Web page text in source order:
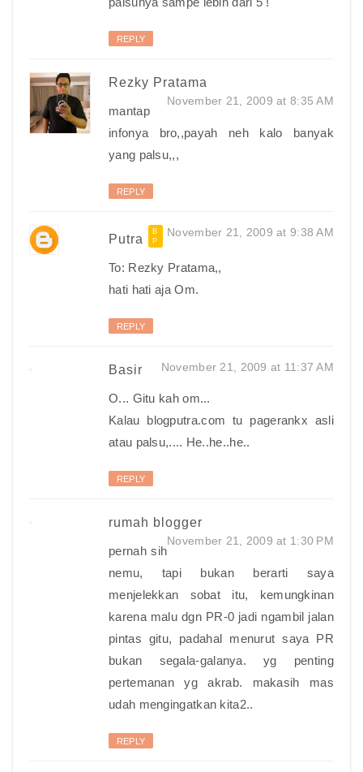
REPLY
Rezky Pratama
November 21, 2009 at 8:35 AM
mantap
infonya bro,,payah neh kalo banyak
yang palsu,,,
REPLY
Putra November 21, 2009 at 9:38 AM
To: Rezky Pratama,,
hati hati aja Om.
REPLY
Basir November 21, 2009 at 11:37 AM
O... Gitu kah om...
Kalau blogputra.com tu pagerankx asli
atau palsu,.... He..he..he..
REPLY
rumah blogger
November 21, 2009 at 1:30 PM
pernah sih
nemu, tapi bukan berarti saya
menjelekkan sobat itu, kemungkinan
karena malu dgn PR-0 jadi ngambil jalan
pintas gitu, padahal menurut saya PR
bukan segala-galanya. yg penting
pertemanan yg akrab. makasih mas
udah mengingatkan kita2..
REPLY